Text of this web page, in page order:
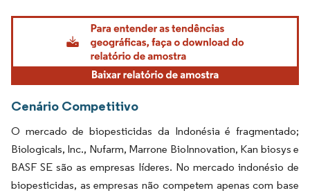
Imagem © Mordor Intelligence. O reuso requer atribuição conforme CC BY 4.0.
Cenário Competitivo
O mercado de biopesticidas da Indonésia é fragmentado;
Biologicals, Inc., Nufarm, Marrone BioInnovation, Kan biosys e
BASF SE são as empresas líderes. No mercado indonésio de
biopesticidas, as empresas não competem apenas com base